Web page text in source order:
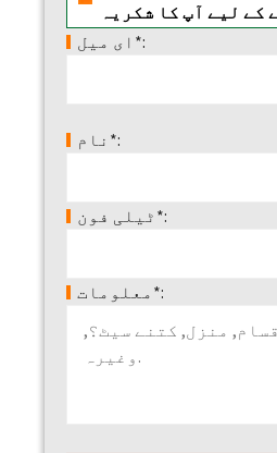
ای میل*:
نام*:
ٹیلی فون*:
معلومات*: